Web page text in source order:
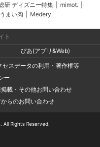
研 ディズニー特集 mimot.
うまい肉 Medery.
ト
ぴあ(アプリ&Web)
セスデータの利用・著作権等
ー
載・その他お問い合わせ
らのお問い合わせ
Rights Reserved.